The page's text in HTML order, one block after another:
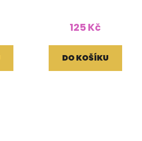
125 Kč
DO KOŠÍKU